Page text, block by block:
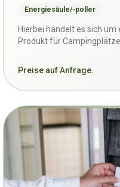
Energiesäule/-poller
Hierbei handelt es sich um
Produkt für
Preise auf Anfrage.